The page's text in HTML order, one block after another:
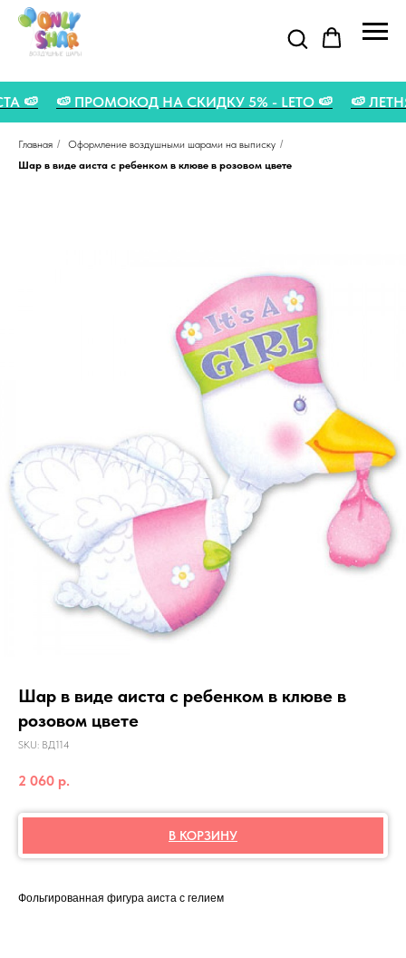
🍉 🍉 ПРОМОКОД НА СКИДКУ 5% - LETO 🍉 🍉
Главная / Оформление воздушными шарами на выписку /
Шар в виде аиста с ребенком в клюве в розовом цвете
Шар в виде аиста с ребенком в клюве в
розовом цвете
SKU: ВД114
2 060 р.
В КОРЗИНУ
Фольгированная фигура аиста с гелием